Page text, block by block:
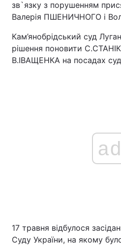
зв`язку з порушенням
Валерія ПШЕНИЧНОГО і
Кам’янобрідський суд
рішення поновити
В.ІВАЩЕНКА на посадах
ad
17 травня відбулося
Суду України, на якому